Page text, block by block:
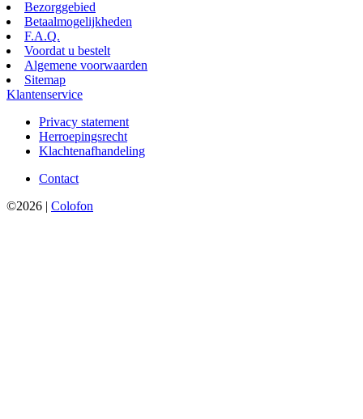
Bezorggebied
Betaalmogelijkheden
F.A.Q.
Voordat u bestelt
Algemene voorwaarden
Sitemap
Klantenservice
Privacy statement
Herroepingsrecht
Klachtenafhandeling
Contact
©2026 | Colofon